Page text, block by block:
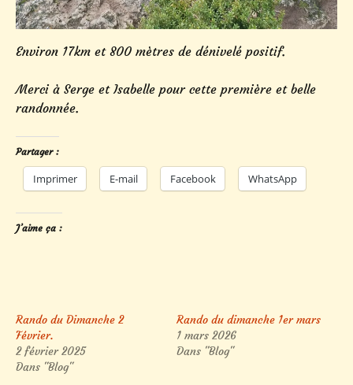
Environ 17km et 800 mètres de dénivelé positif.
Merci à Serge et Isabelle pour cette première et belle
randonnée.
Partager :
Imprimer E-mail Facebook WhatsApp
J’aime ça :
Rando du Dimanche 2
Février.
2 février 2025
Dans "Blog"
Rando du dimanche 1er mars
1 mars 2026
Dans "Blog"